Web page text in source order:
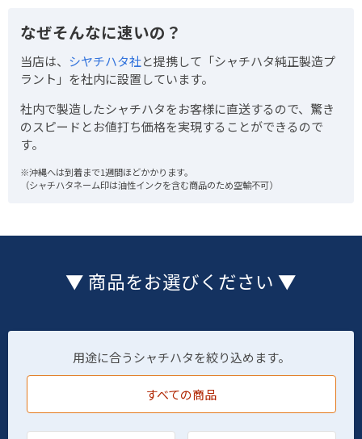
なぜそんなに速いの？
当店は、 シヤチハタ社と提携して「シャチハタ純正製造プ
ラント」を社内に設置しています。
社内で製造したシャチハタをお客様に直送するので、驚き
のスピードとお値打ち価格を実現することができるので
す。
※沖縄へは到着まで1週間ほどかかります。
（シャチハタネーム印は油性インクを含む商品のため空輸不可）
▼ 商品をお選びください ▼
用途に合うシャチハタを絞り込めます。
すべての商品